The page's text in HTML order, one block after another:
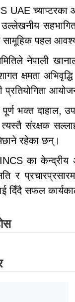
UAE च्याप्टरका
सामूहिक पहल
नेपाली
क्षमता अभिवृद्धि
प्रतियोगिता
पूर्ण भक्त दाहाल,
संरक्षक
रहेका छन्।
INCS का
र
दिँदै सफल